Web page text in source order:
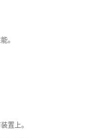
。
置上。